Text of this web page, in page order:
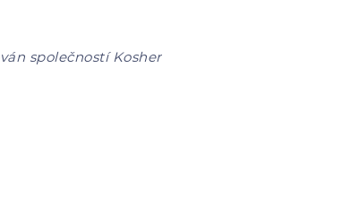
společností Kosher